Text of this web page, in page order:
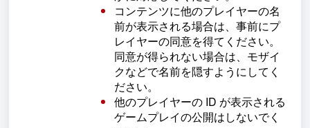
コンテンツに他のプレイヤーの名
前が表示される場合は、事前にプ
レイヤーの同意を得てください。
同意が得られない場合は、モザイ
クなどで名前を隠すようにしてく
ださい。
他のプレイヤーの ID が表示される
ゲームプレイの公開はしないでく